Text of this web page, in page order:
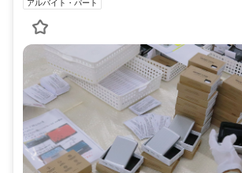
アルバイト・パート